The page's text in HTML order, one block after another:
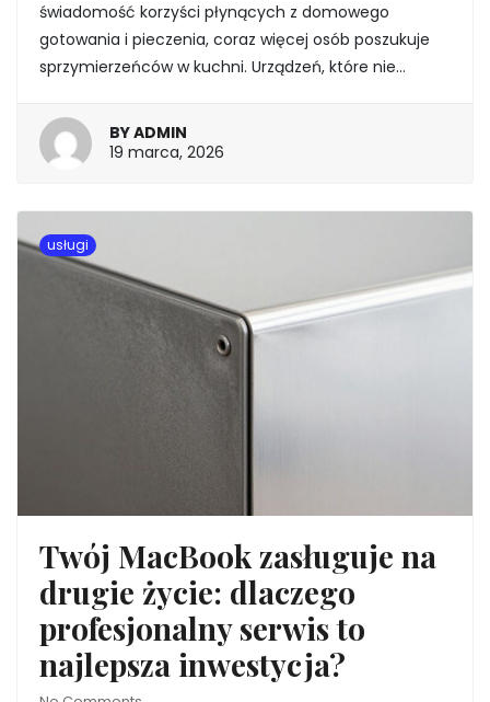
świadomość korzyści płynących z domowego
gotowania i pieczenia, coraz więcej osób poszukuje
sprzymierzeńców w kuchni. Urządzeń, które nie…
BYADMIN
19 marca, 2026
usługi
Twój MacBook zasługuje na
drugie życie: dlaczego
profesjonalny serwis to
najlepsza inwestycja?